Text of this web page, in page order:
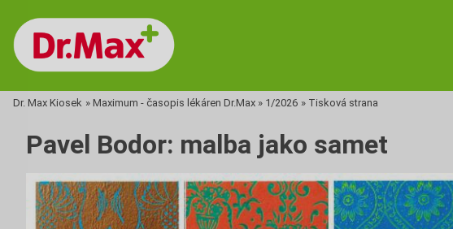
Dr. Max Kiosek » Maximum - časopis lékáren Dr.Max » 1/2026 » Tisková strana
Pavel Bodor: malba jako samet